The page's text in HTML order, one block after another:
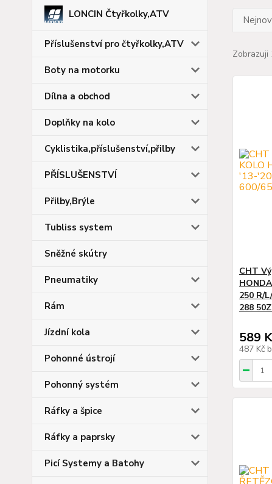
LONCIN Čtyřkolky,ATV
Příslušenství pro čtyřkolky,ATV
Boty na motorku
Dílna a obchod
Doplňky na kolo
Cyklistika,příslušenství,přilby
PŘÍSLUŠENSTVÍ
Přilby,Brýle
Tubliss system
Sněžné skútry
Pneumatiky
Rám
Jízdní kola
Pohonné ústrojí
Pohonný systém
Ráfky a špice
Ráfky a paprsky
Picí Systemy a Batohy
Zobrazuji
CHT
250 R/
288
589
487 Kč